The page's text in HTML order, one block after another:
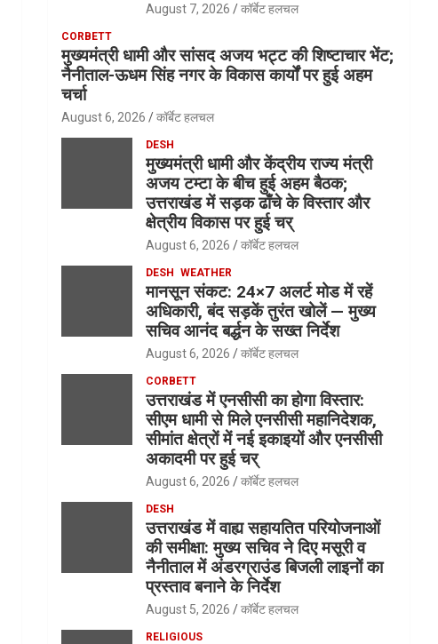
August 7, 2026 कॉर्बेट हलचल
CORBETT
मुख्यमंत्री धामी और सांसद अजय भट्ट की शिष्टाचार भेंट;
नैनीताल-ऊधम सिंह नगर के विकास कार्यों पर हुई अहम
चर्चा
August 6, 2026 कॉर्बेट हलचल
DESH
मुख्यमंत्री धामी और केंद्रीय राज्य मंत्री
अजय टम्टा के बीच हुई अहम बैठक;
उत्तराखंड में सड़क ढाँचे के विस्तार और
क्षेत्रीय विकास पर हुई चर्
August 6, 2026 कॉर्बेट हलचल
DESH WEATHER
मानसून संकट: 24×7 अलर्ट मोड में रहें
अधिकारी, बंद सड़कें तुरंत खोलें — मुख्य
सचिव आनंद बर्द्धन के सख्त निर्देश
August 6, 2026 कॉर्बेट हलचल
CORBETT
उत्तराखंड में एनसीसी का होगा विस्तार:
सीएम धामी से मिले एनसीसी महानिदेशक,
सीमांत क्षेत्रों में नई इकाइयों और एनसीसी
अकादमी पर हुई चर्
August 6, 2026 कॉर्बेट हलचल
DESH
उत्तराखंड में वाह्य सहायतित परियोजनाओं
की समीक्षा: मुख्य सचिव ने दिए मसूरी व
नैनीताल में अंडरग्राउंड बिजली लाइनों का
प्रस्ताव बनाने के निर्देश
August 5, 2026 कॉर्बेट हलचल
RELIGIOUS